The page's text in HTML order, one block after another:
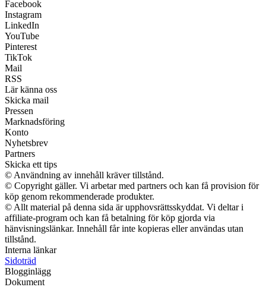
Facebook
Instagram
LinkedIn
YouTube
Pinterest
TikTok
Mail
RSS
Lär känna oss
Skicka mail
Pressen
Marknadsföring
Konto
Nyhetsbrev
Partners
Skicka ett tips
© Användning av innehåll kräver tillstånd.
© Copyright gäller. Vi arbetar med partners och kan få provision för
köp genom rekommenderade produkter.
© Allt material på denna sida är upphovsrättsskyddat. Vi deltar i
affiliate-program och kan få betalning för köp gjorda via
hänvisningslänkar. Innehåll får inte kopieras eller användas utan
tillstånd.
Interna länkar
Sidoträd
Blogginlägg
Dokument